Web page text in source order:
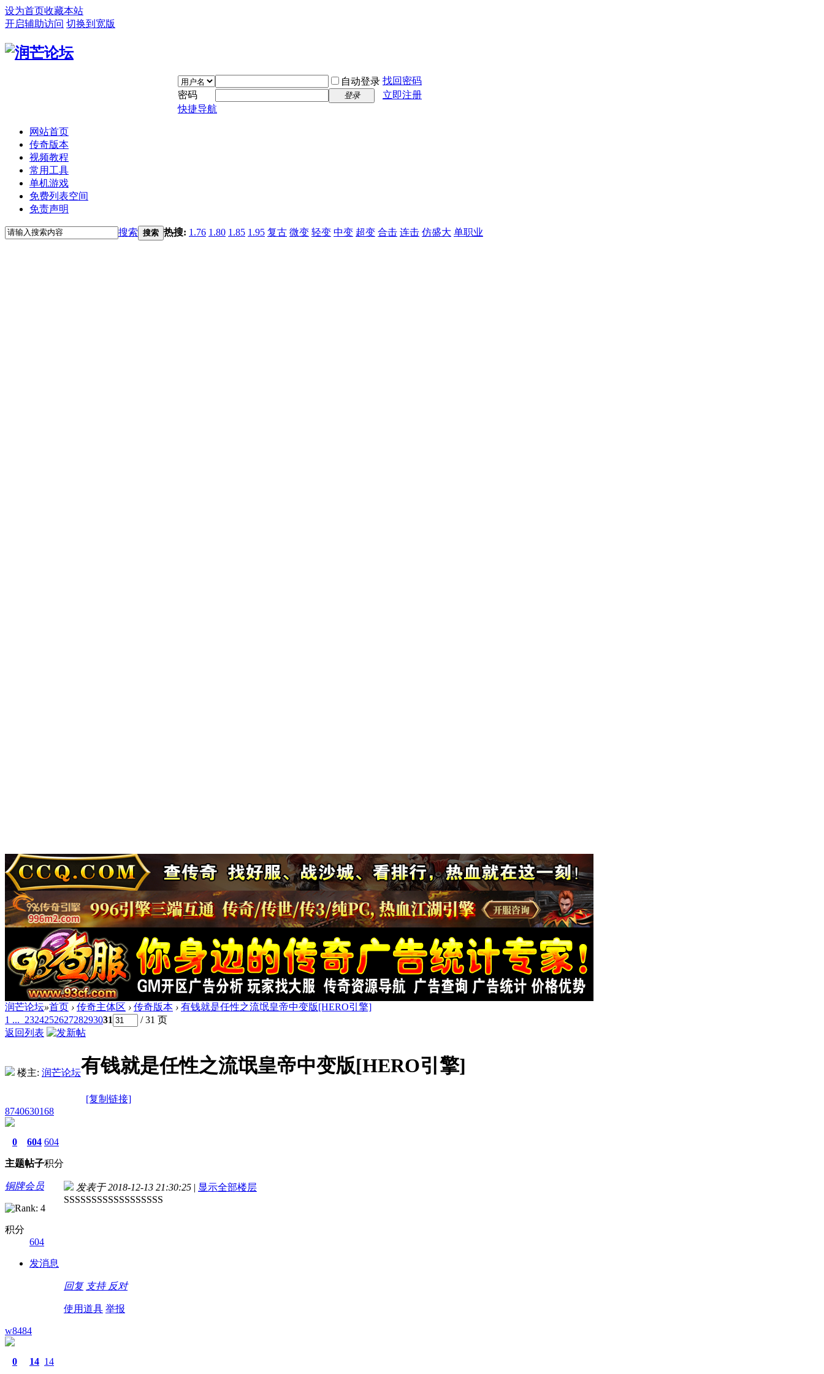
设为首页收藏本站
开启辅助访问 切换到宽版
自动登录 找回密码
密码
登录
立即注册
快捷导航
网站首页
传奇版本
视频教程
常用工具
单机游戏
免费列表空间
免责声明
搜索 搜索 热搜: 1.76 1.80 1.85 1.95 复古 微变 轻变 中变 超变 合击 连击 仿盛大 单职业
润芒论坛»首页 › 传奇主体区 › 传奇版本 › 有钱就是任性之流氓皇帝中变版[HERO引擎]
1 ... 232425262728293031
/ 31 页
返回列表
楼主: 润芒论坛有钱就是任性之流氓皇帝中变版[HERO引擎]
[复制链接]
8740630168
0
主题
604
帖子
604
积分
铜牌会员
积分
604
发消息
发表于 2018-12-13 21:30:25 | 显示全部楼层
SSSSSSSSSSSSSSSSSS
回复 支持 反对
使用道具 举报
w8484
0 14 14